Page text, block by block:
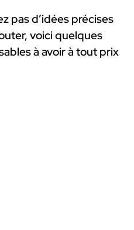
pas d’idées précises
voici quelques
à avoir à tout prix